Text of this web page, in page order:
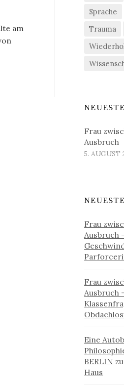
am
Sprache
Trauma
Frau
Ausbruch
5. AUGUST
Frau
Ausbruch
Frau
Ausbruch
Eine
BERLIN zu
Haus